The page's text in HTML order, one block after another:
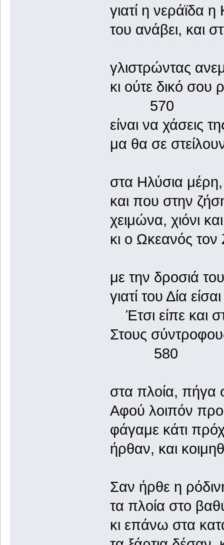
γιατί η νεράϊδα
του ανάβει, και
γλιστρώντας
κι ούτε δικό
570
είναι να χάσεις
μα θα σε
στα Ηλύσια
και που στην
χειμώνα, χιόνι
κι ο Ωκεανός
με την δροσιά
γιατί του Δία
Έτσι είπε και
Στους
580
στα πλοία, πήγα
Αφού λοιπόν
φάγαμε κάτι
ήρθαν, και
Σαν ήρθε η
τα πλοία στο
κι επάνω στα